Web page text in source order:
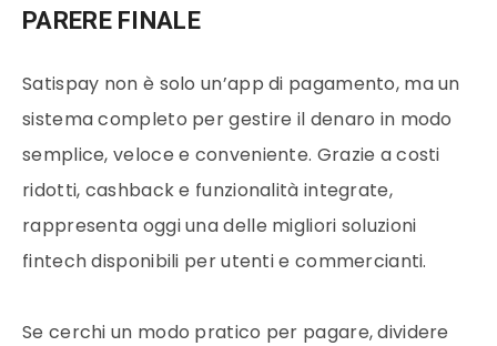
PARERE FINALE
Satispay non è solo un’app di pagamento, ma un
sistema completo per gestire il denaro in modo
semplice, veloce e conveniente. Grazie a costi
ridotti, cashback e funzionalità integrate,
rappresenta oggi una delle migliori soluzioni
fintech disponibili per utenti e commercianti.
Se cerchi un modo pratico per pagare, dividere